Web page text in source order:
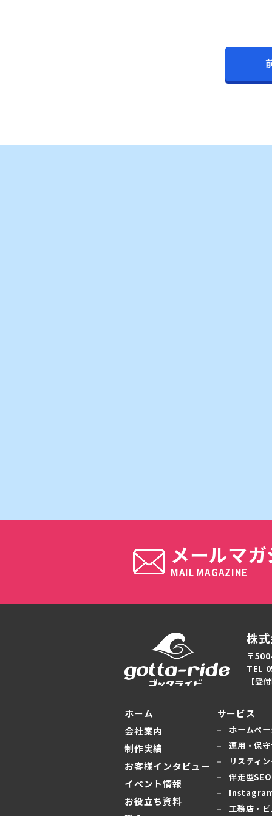
メールマ
MAIL MAGAZINE
株
〒
TEL
【受
ホーム
会社案内
制作実績
お客様インタビュー
イベント情報
お役立ち資料
サービス
ホームペ
運用・保
リスティ
伴走型
Instagram
工務店・